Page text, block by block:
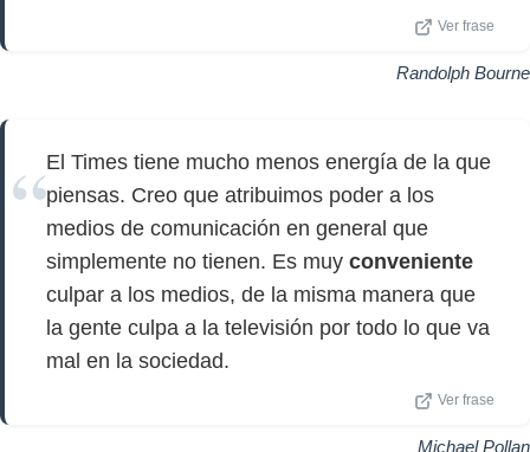
Ver frase
Randolph Bourne
El Times tiene mucho menos energía de la que
piensas. Creo que atribuimos poder a los
medios de comunicación en general que
simplemente no tienen. Es muy conveniente
culpar a los medios, de la misma manera que
la gente culpa a la televisión por todo lo que va
mal en la sociedad.
Ver frase
Michael Pollan